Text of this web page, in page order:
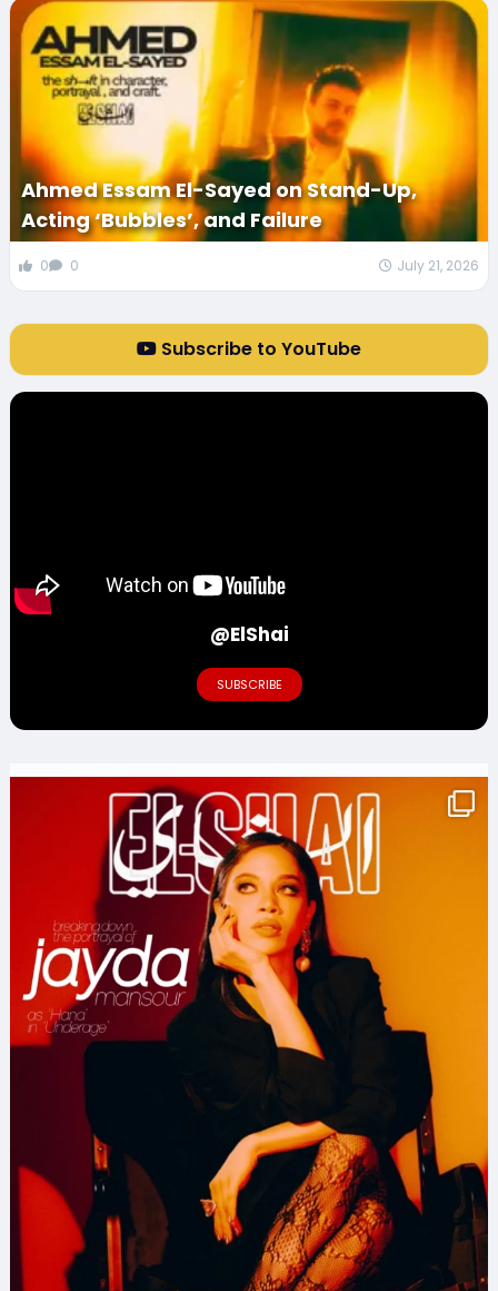
Ahmed Essam El-Sayed on Stand-Up,
Acting ‘Bubbles’, and Failure
0 0 July 21, 2026
Subscribe to YouTube
@ElShai
SUBSCRIBE